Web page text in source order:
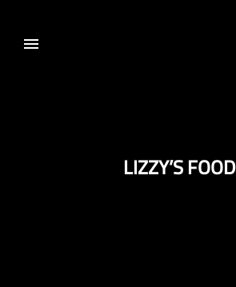
LIZZY’S FOOD